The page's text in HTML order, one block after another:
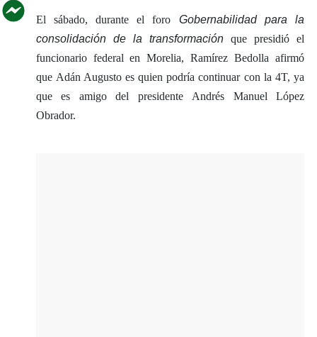
El sábado, durante el foro Gobernabilidad para la
consolidación de la transformaciónque presidió el
funcionario federal en Morelia, Ramírez Bedolla afirmó
que Adán Augusto es quien podría continuar con la 4T, ya
que es amigo del presidente Andrés Manuel López
Obrador.